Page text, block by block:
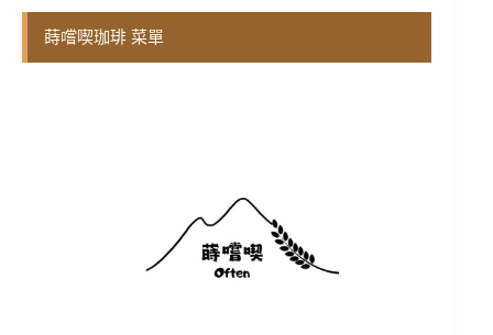
蒔嚐喫珈琲 菜單